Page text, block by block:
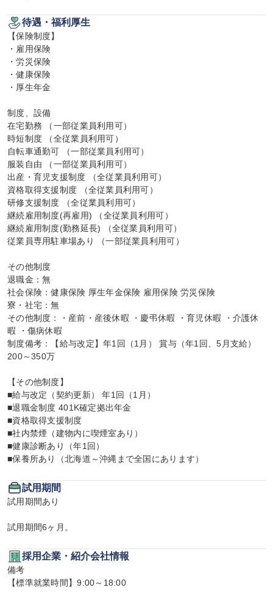
待遇・福利厚生
【保険制度】
・雇用保険
・労災保険
・健康保険
・厚生年金
制度、設備
在宅勤務 （一部従業員利用可）
時短制度 （全従業員利用可）
自転車通勤可 （一部従業員利用可）
服装自由 （一部従業員利用可）
出産・育児支援制度 （全従業員利用可）
資格取得支援制度 （全従業員利用可）
研修支援制度 （全従業員利用可）
継続雇用制度(再雇用) （全従業員利用可）
継続雇用制度(勤務延長) （全従業員利用可）
従業員専用駐車場あり （一部従業員利用可）
その他制度
退職金：無
社会保険：健康保険 厚生年金保険 雇用保険 労災保険
寮・社宅：無
その他制度：・産前・産後休暇 ・慶弔休暇 ・育児休暇 ・介護休
暇 ・傷病休暇
制度備考：【給与改定】年1回（1月） 賞与（年1回、5月支給）
200～350万
【その他制度】
■給与改定（契約更新） 年1回（1月）
■退職金制度 401K確定拠出年金
■資格取得支援制度
■社内禁煙（建物内に喫煙室あり）
■健康診断あり（年1回）
■保養所あり（北海道～沖縄まで全国にあります）
試用期間
試用期間あり
試用期間6ヶ月。
採用企業・紹介会社情報
備考
【標準就業時間】9:00～18:00